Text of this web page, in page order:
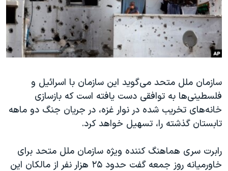
فرهنگ و زندگی
حقوق شهروندی
اقتصادی
اسرائیل در جنگ
گالری عکس
آرشیو پخش زنده
مستندها
انتخابات ریاست جمهوری آمریکا ۲۰۲۴
حمله جمهوری اسلامی به اسرائیل
ورزش زنان در ایران
اعتراضات زن، زندگی، آزادی
مجموعه مستندهای دادخواهی
دادگاه حمید نوری
دنبال کنید
زبانهای مختلف
سازمان ملل متحد می‌گوید این سازمان با اسرائیل و
فلسطینی‌ها به توافقی دست یافته است که بازسازی
خانه‌های تخریب شده در نوار غزه، در جریان جنگ دو ماهه
تابستان گذشته را، تسهیل خواهد کرد.
رابرت سری هماهنگ کننده ویژه سازمان ملل متحد برای
خاورمیانه روز جمعه گفت حدود ۲۵ هزار نفر از مالکان این